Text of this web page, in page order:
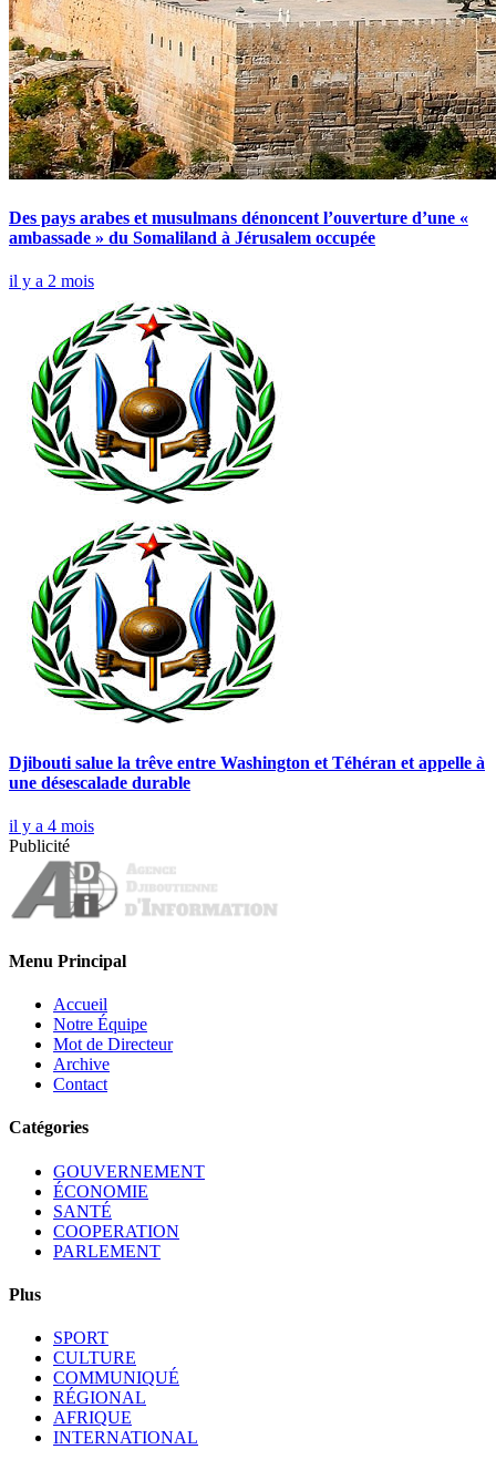
Des pays arabes et musulmans dénoncent l’ouverture d’une «
ambassade » du Somaliland à Jérusalem occupée
il y a 2 mois
Djibouti salue la trêve entre Washington et Téhéran et appelle à
une désescalade durable
il y a 4 mois
Publicité
Menu Principal
Accueil
Notre Équipe
Mot de Directeur
Archive
Contact
Catégories
GOUVERNEMENT
ÉCONOMIE
SANTÉ
COOPERATION
PARLEMENT
Plus
SPORT
CULTURE
COMMUNIQUÉ
RÉGIONAL
AFRIQUE
INTERNATIONAL